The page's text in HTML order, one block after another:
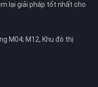
lại giải pháp tốt nhất cho
M04; M12, Khu đô thị